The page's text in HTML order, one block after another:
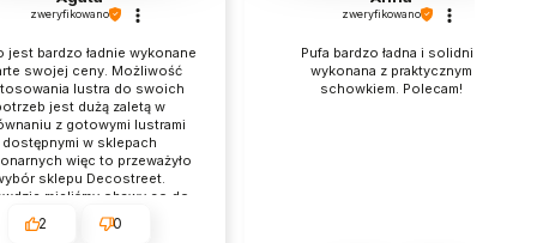
zweryfikowano
jest bardzo ładnie wykonane
swojej ceny. Możliwość
lustra do swoich
jest dużą zaletą w
z gotowymi lustrami
dostępnymi w sklepach
więc to przeważyło
sklepu Decostreet.
mieliśmy obawy co do
w jakim stanie kurier
lustro, ale zostało ono
2 0
zweryfikowano
Pufa bardzo ładna i solidnie
wykonana z praktycznym
schowkiem. Polecam!